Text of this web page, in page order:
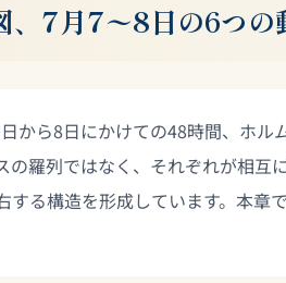
、7月7〜8日の6つの
から8日にかけての48時間、ホ
の羅列ではなく、それぞれが相
する構造を形成しています。本章